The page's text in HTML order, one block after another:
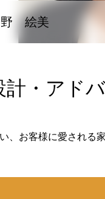
野 絵美
計・アド
、お客様に愛される